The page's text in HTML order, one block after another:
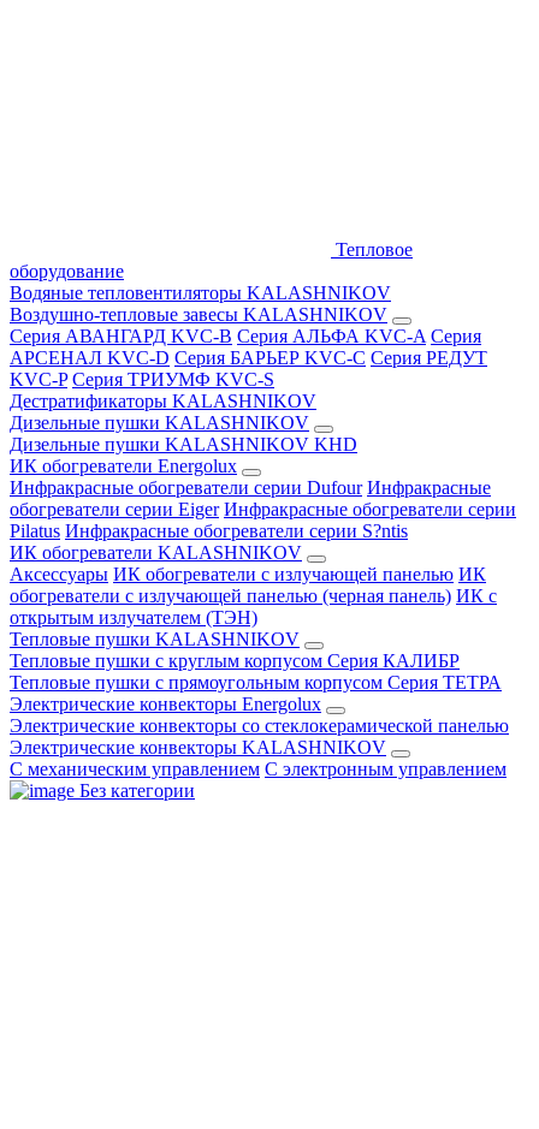
Тепловое
оборудование
Водяные тепловентиляторы KALASHNIKOV
Воздушно-тепловые завесы KALASHNIKOV
Серия АВАНГАРД KVC-B Серия АЛЬФА KVC-A Серия
АРСЕНАЛ KVC-D Серия БАРЬЕР KVC-C Серия РЕДУТ
KVC-P Серия ТРИУМФ KVC-S
Дестратификаторы KALASHNIKOV
Дизельные пушки KALASHNIKOV
Дизельные пушки KALASHNIKOV KHD
ИК обогреватели Energolux
Инфракрасные обогреватели серии Dufour Инфракрасные
обогреватели серии Eiger Инфракрасные обогреватели серии
Pilatus Инфракрасные обогреватели серии S?ntis
ИК обогреватели KALASHNIKOV
Аксессуары ИК обогреватели с излучающей панелью ИК
обогреватели с излучающей панелью (черная панель) ИК с
открытым излучателем (ТЭН)
Тепловые пушки KALASHNIKOV
Тепловые пушки с круглым корпусом Серия КАЛИБР
Тепловые пушки с прямоугольным корпусом Серия ТЕТРА
Электрические конвекторы Energolux
Электрические конвекторы со стеклокерамической панелью
Электрические конвекторы KALASHNIKOV
С механическим управлением С электронным управлением
Без категории